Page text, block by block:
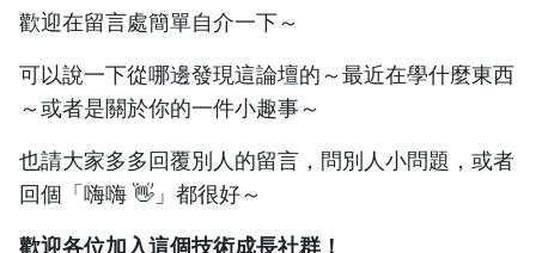
歡迎在留言處簡單自介一下～
可以說一下從哪邊發現這論壇的～最近在學什麼東西
～或者是關於你的一件小趣事～
也請大家多多回覆別人的留言，問別人小問題，或者
回個「嗨嗨 👋」都很好～
歡迎各位加入這個技術成長社群！